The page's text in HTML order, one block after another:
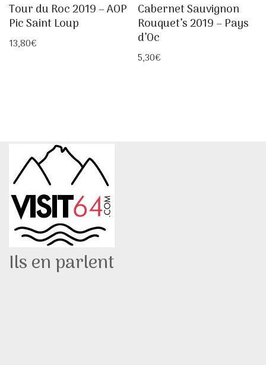
Tour du Roc 2019 – AOP
Pic Saint Loup
13,80€
Cabernet Sauvignon
Rouquet’s 2019 – Pays
d’Oc
5,30€
Ils en parlent